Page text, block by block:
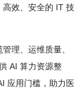
高效、安全的 IT 技
理、运维质量、
AI 算力资源整
应用门槛，助力医